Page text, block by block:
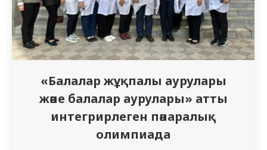
«Балалар жұқпалы аурулары
және балалар аурулары» атты
интегрирлеген пәнаралық
олимпиада